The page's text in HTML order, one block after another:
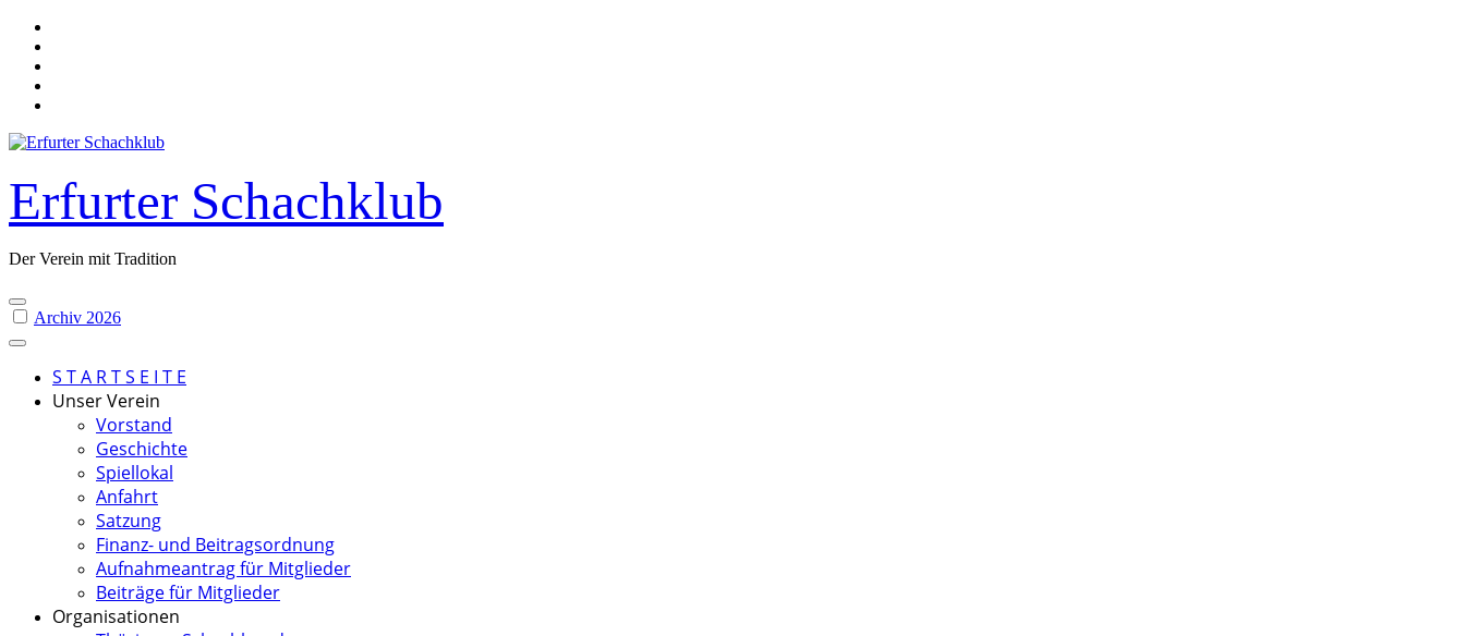
Skip
content
Erfurter Schachklub
Der Verein mit Tradition
Archiv 2026
S T A R T S E I T E
Unser Verein
Vorstand
Geschichte
Spiellokal
Anfahrt
Satzung
Finanz- und Beitragsordnung
Aufnahmeantrag für Mitglieder
Beiträge für Mitglieder
Organisationen